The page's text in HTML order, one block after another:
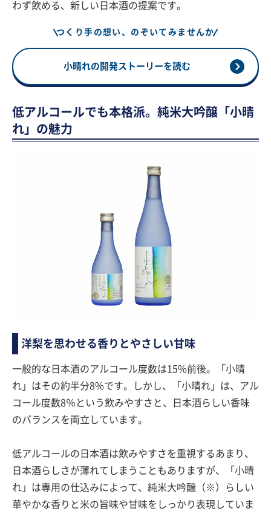
わず飲める、新しい日本酒の提案です。
つくり手の想い、のぞいてみませんか
小晴れの開発ストーリーを読む
低アルコールでも本格派。純米大吟醸「小晴
れ」の魅力
洋梨を思わせる香りとやさしい甘味
一般的な日本酒のアルコール度数は15%前後。「小晴
れ」はその約半分8%です。しかし、「小晴れ」は、アル
コール度数8％という飲みやすさと、日本酒らしい香味
のバランスを両立しています。
低アルコールの日本酒は飲みやすさを重視するあまり、
日本酒らしさが薄れてしまうこともありますが、「小晴
れ」は専用の仕込みによって、純米大吟醸（※）らしい
華やかな香りと米の旨味や甘味をしっかり表現していま